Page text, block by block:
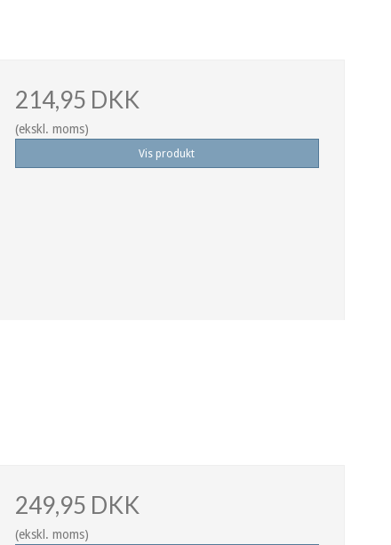
214,95 DKK
(ekskl. moms)
Vis produkt
249,95 DKK
(ekskl. moms)